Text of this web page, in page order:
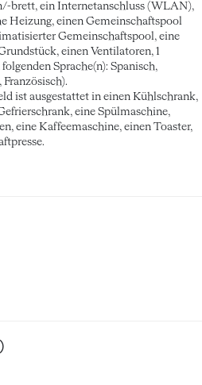
brett, ein Internetanschluss (WLAN),
Heizung, einen Gemeinschaftspool
Gemeinschaftspool, eine
einen Ventilatoren, 1
Sprache(n): Spanisch,
ist ausgestattet in einen Kühlschrank,
eine Spülmaschine,
eine Kaffeemaschine, einen Toaster,